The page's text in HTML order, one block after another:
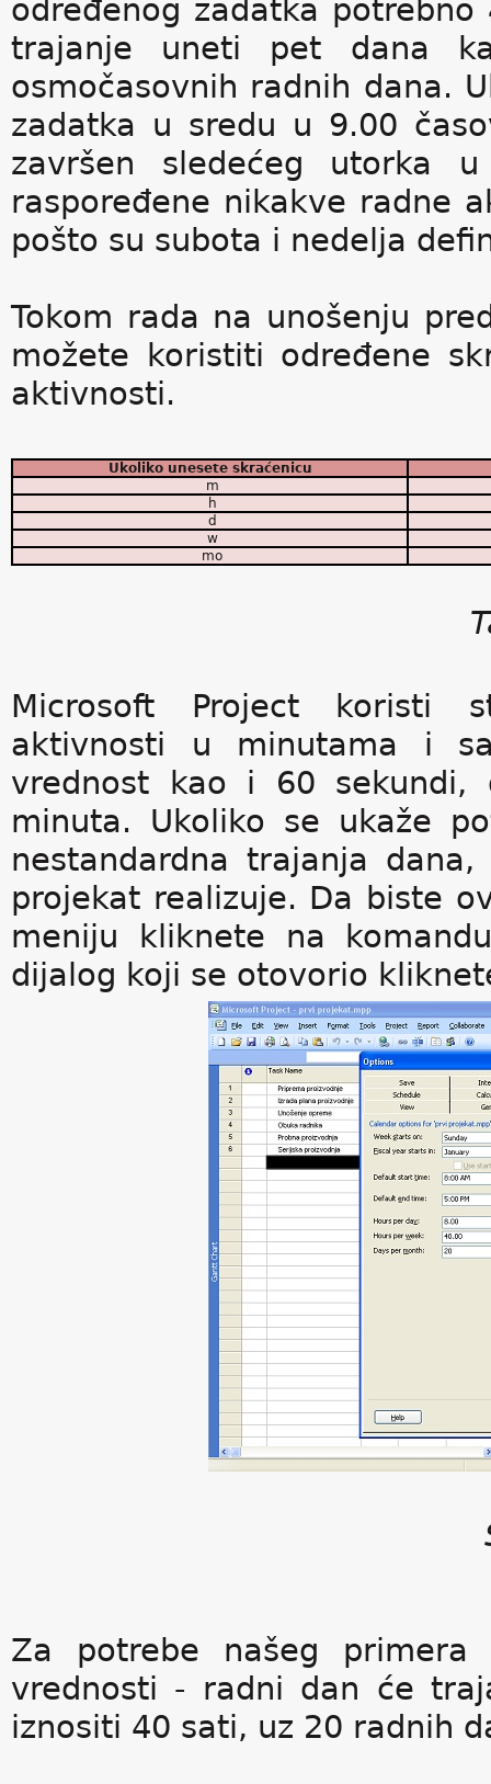
određenog zadatka
trajanje uneti pet dana
osmočasovnih radnih dana.
zadatka u sredu u 9.00
završen sledećeg utorka
raspoređene nikakve radne
pošto su subota i nedelja
Tokom rada na unošenju
možete koristiti određene
aktivnosti.
Ukoliko unesete skraćenicu
m
h
d
w
mo
Microsoft Project koristi
aktivnosti u minutama i
vrednost kao i 60
minuta. Ukoliko se ukaže
nestandardna trajanja
projekat realizuje. Da biste
meniju kliknete na
dijalog koji se otovorio
Za potrebe našeg primera
vrednosti - radni dan će
iznositi 40 sati, uz 20 radnih